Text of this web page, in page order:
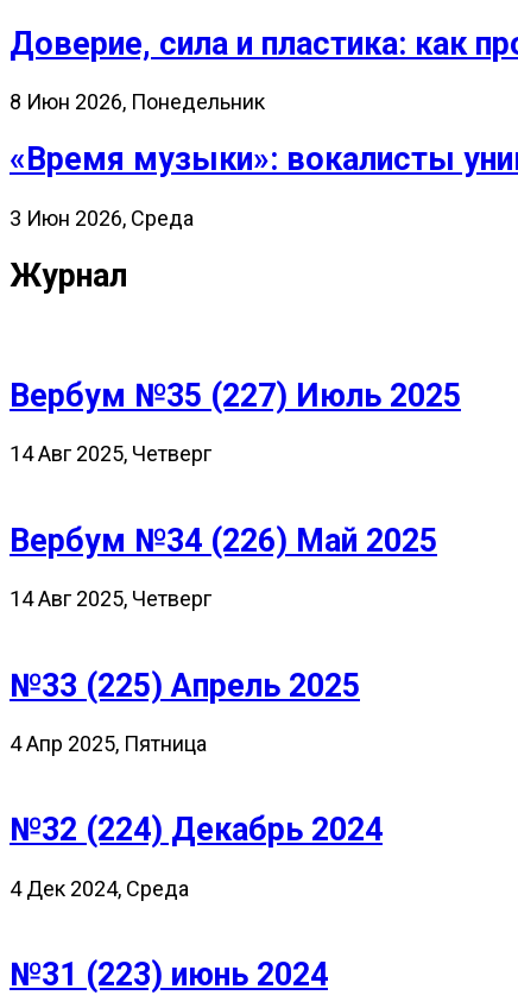
Доверие, сила и пластика: как
8 Июн 2026, Понедельник
«Время музыки»: вокалисты
3 Июн 2026, Среда
Журнал
Вербум №35 (227) Июль 2025
14 Авг 2025, Четверг
Вербум №34 (226) Май 2025
14 Авг 2025, Четверг
№33 (225) Апрель 2025
4 Апр 2025, Пятница
№32 (224) Декабрь 2024
4 Дек 2024, Среда
№31 (223) июнь 2024